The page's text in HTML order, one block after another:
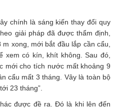
chính là sáng kiến thay đổi quy
giải pháp đã được thẩm định,
xong, mới bắt đầu lắp cần cẩu,
xem có kín, khít không. Sau đó,
mới cho tích nước mất khoảng 9
cẩu mất 3 tháng. Vây là toàn bộ
23 tháng”.
được đề ra. Đó là khi lên đến